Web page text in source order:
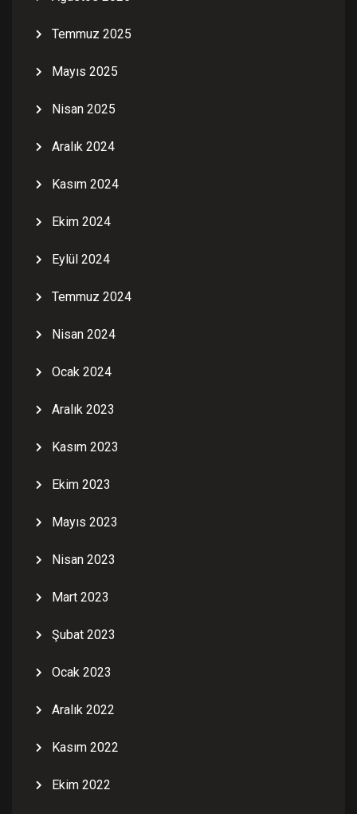
Temmuz 2025
Mayıs 2025
Nisan 2025
Aralık 2024
Kasım 2024
Ekim 2024
Eylül 2024
Temmuz 2024
Nisan 2024
Ocak 2024
Aralık 2023
Kasım 2023
Ekim 2023
Mayıs 2023
Nisan 2023
Mart 2023
Şubat 2023
Ocak 2023
Aralık 2022
Kasım 2022
Ekim 2022